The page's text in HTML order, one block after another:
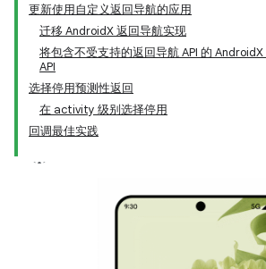
更新使用自定义返回导航的应用
迁移 AndroidX 返回导航实现
将包含不受支持的返回导航 API 的
API
选择停用预测性返回
在 activity 级别选择停用
回调最佳实践